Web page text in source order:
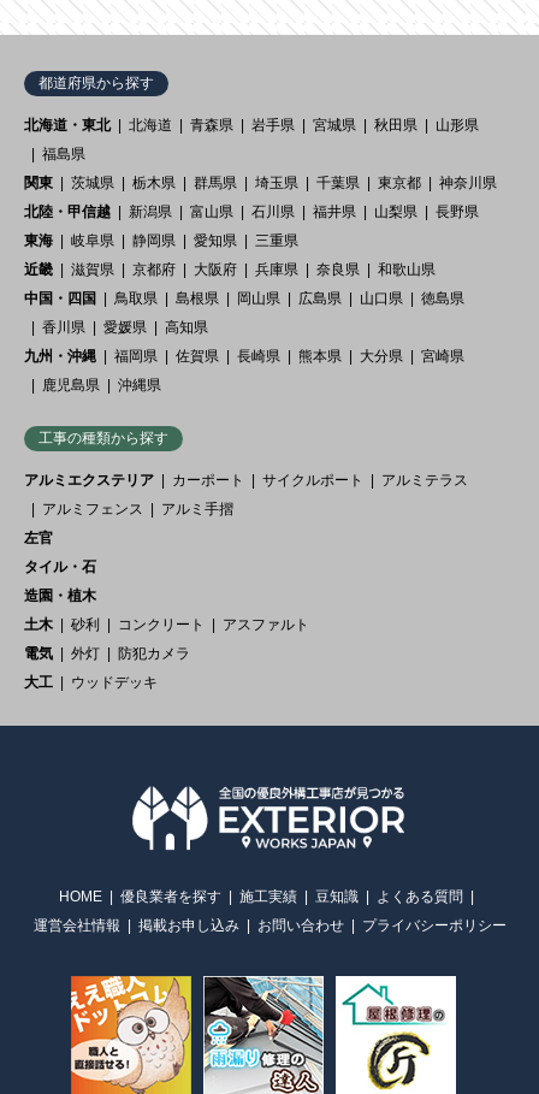
都道府県から探す
北海道・東北 北海道 青森県 岩手県 宮城県 秋田県
山形県
福島県
関東
茨城県 栃木県 群馬県 埼玉県 千葉県 東京都
神奈川県
北陸・甲信越
新潟県 富山県 石川県 福井県 山梨県
長野県
東海
岐阜県 静岡県 愛知県
三重県
近畿
滋賀県 京都府 大阪府 兵庫県 奈良県
和歌山県
中国・四国
鳥取県 島根県 岡山県 広島県 山口県
徳島県
香川県
愛媛県
高知県
九州・沖縄
福岡県 佐賀県 長崎県 熊本県 大分県
宮崎県
鹿児島県
沖縄県
工事の種類から探す
アルミエクステリア カーポート サイクルポート
アルミテラス
アルミフェンス
アルミ手摺
左官
タイル・石
造園・植木
土木
砂利 コンクリート
アスファルト
電気
外灯
防犯カメラ
大工
ウッドデッキ
HOME 優良業者を探す 施工実績 豆知識
よくある質問
運営会社情報
掲載お申し込み お問い合わせ プライバシーポリシー